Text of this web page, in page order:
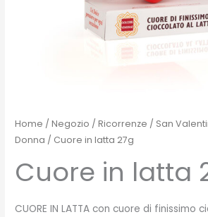
Home /Negozio /Ricorrenze / San
Donna / Cuore in latta 27g
Cuore in latta
CUORE IN LATTA con cuore di finissimo